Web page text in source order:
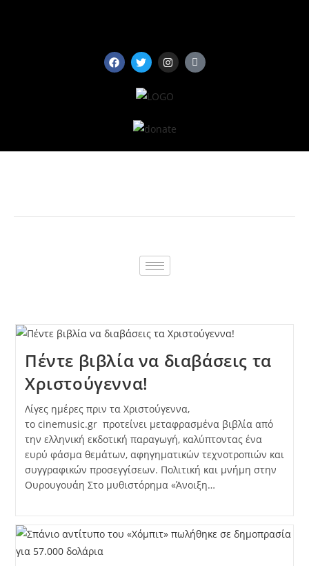
Πέντε βιβλία να διαβάσεις τα
Χριστούγεννα!
Λίγες ημέρες πριν τα Χριστούγεννα,
το cinemusic.gr προτείνει μεταφρασμένα βιβλία από
την ελληνική εκδοτική παραγωγή, καλύπτοντας ένα
ευρύ φάσμα θεμάτων, αφηγηματικών τεχνοτροπιών και
συγγραφικών προσεγγίσεων. Πολιτική και μνήμη στην
Ουρουγουάη Στο μυθιστόρημα «Άνοιξη…